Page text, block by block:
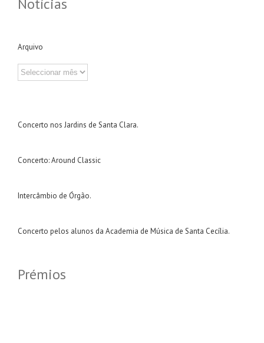
Notícias
Arquivo
Arquivo
Concerto nos Jardins de Santa Clara.
Concerto: Around Classic
Intercâmbio de Órgão.
Concerto pelos alunos da Academia de Música de Santa Cecília.
Prémios